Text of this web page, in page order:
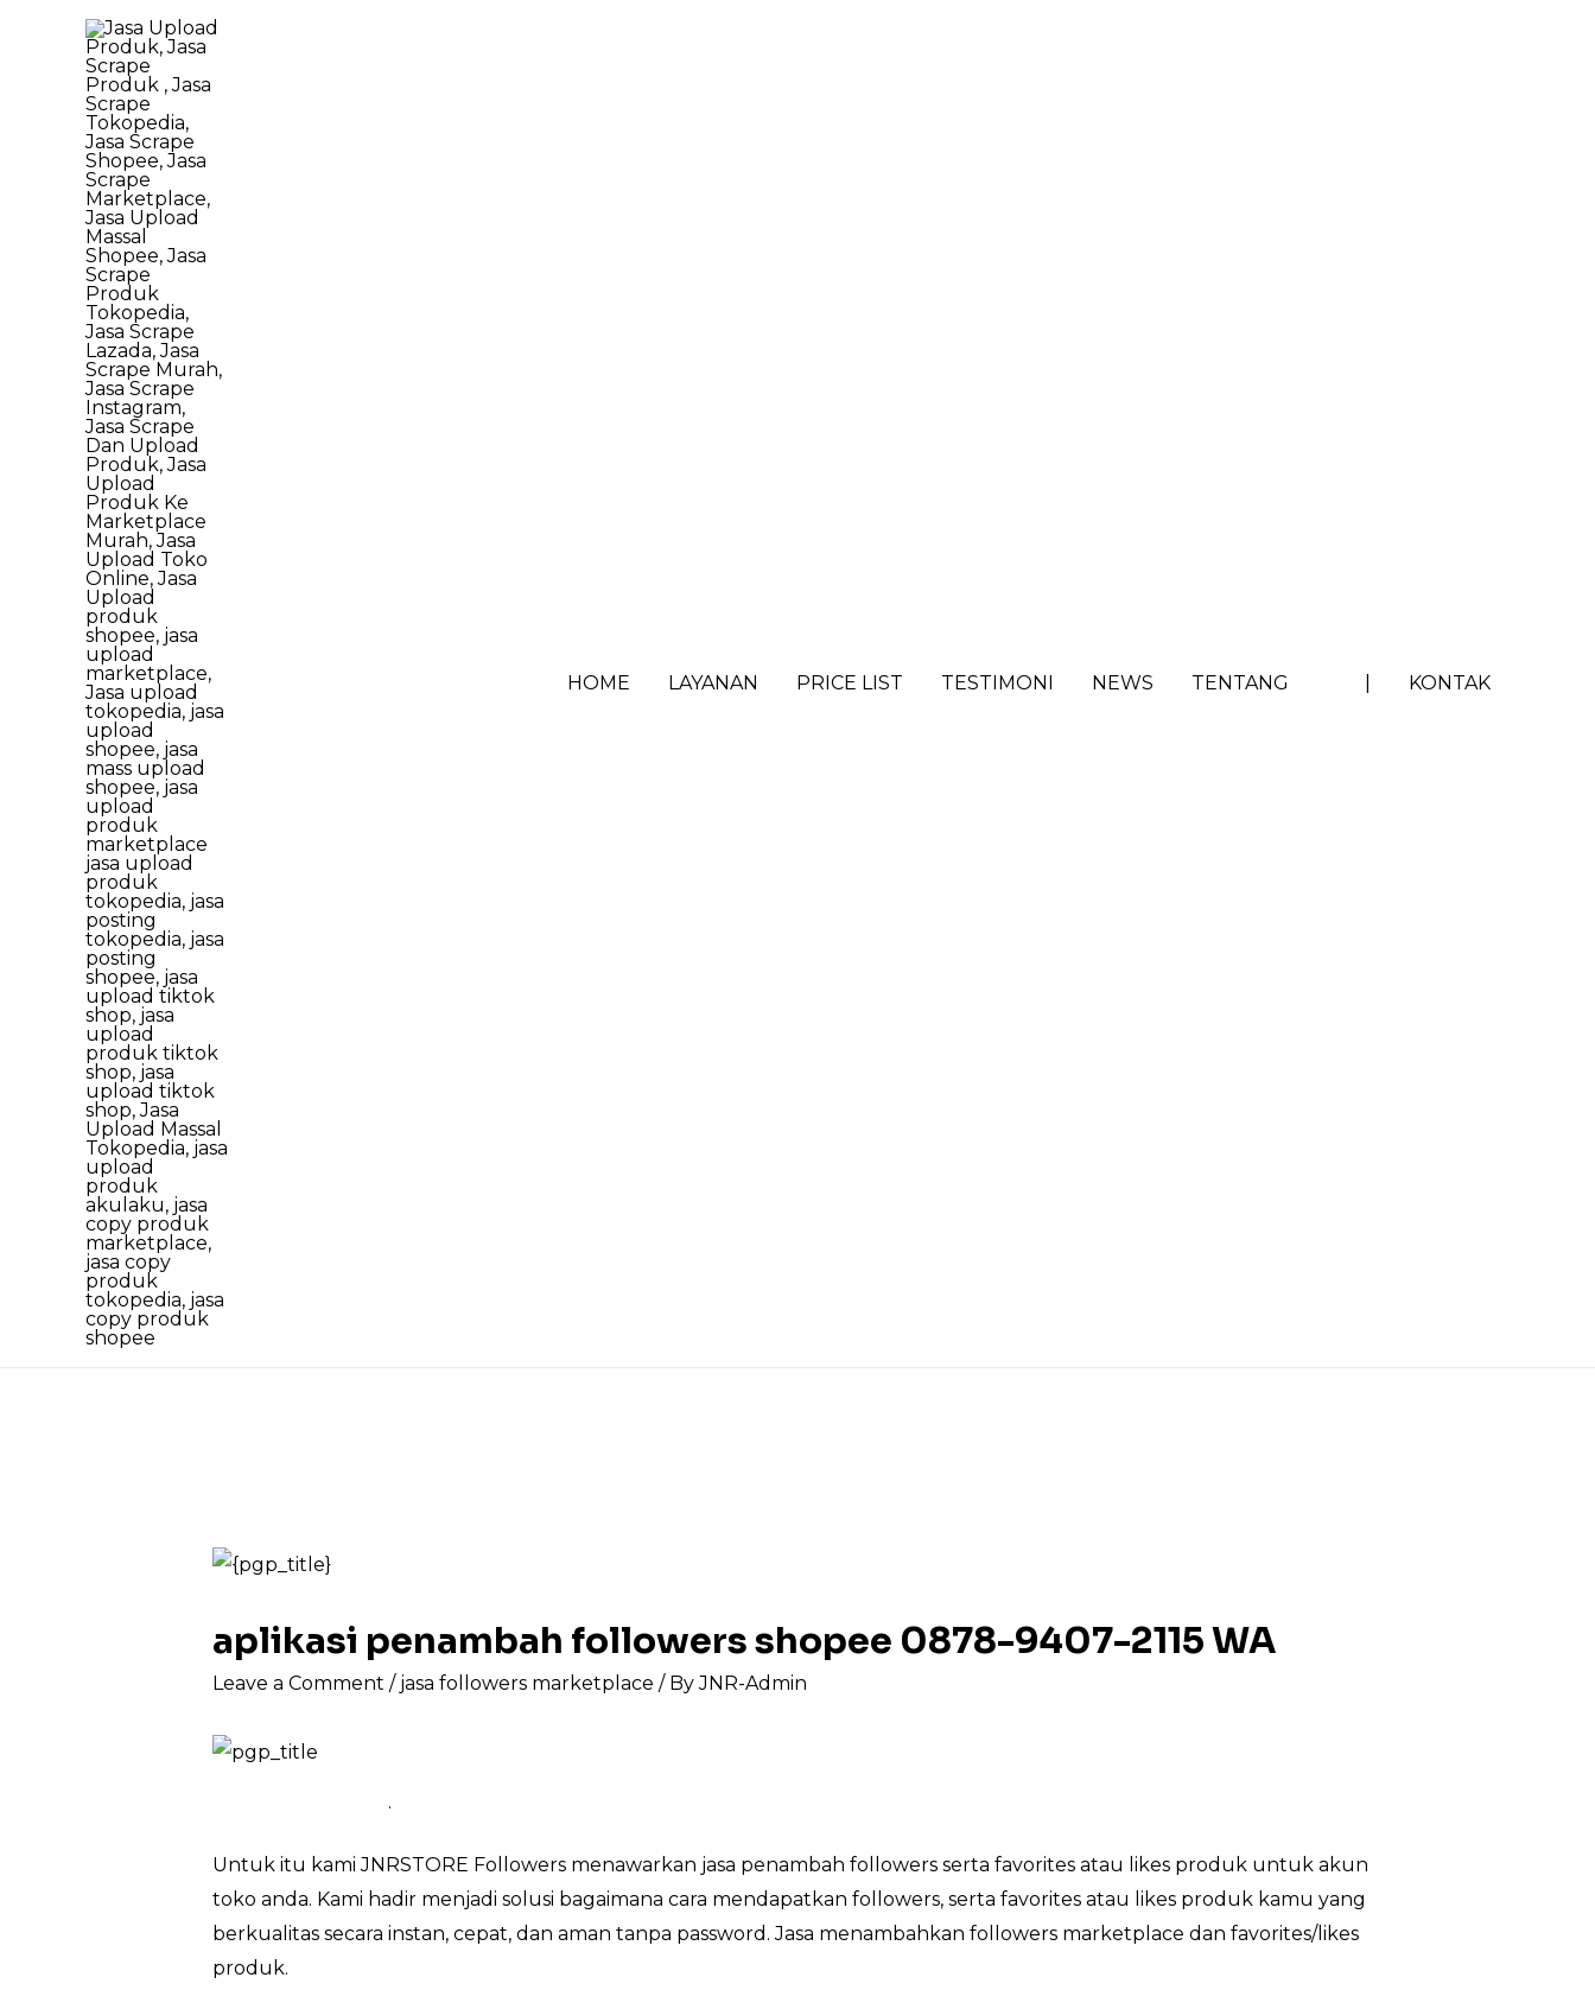
HOME LAYANAN PRICE LIST TESTIMONI NEWS TENTANG KONTAK
aplikasi penambah followers shopee 0878-9407-2115 WA
Leave a Comment / jasa followers marketplace / ByJNR-Admin
.
Untuk itu kami JNRSTORE Followers menawarkan jasa penambah followers serta favorites atau likes produk untuk akun
toko anda. Kami hadir menjadi solusi bagaimana cara mendapatkan followers, serta favorites atau likes produk kamu yang
berkualitas secara instan, cepat, dan aman tanpa password. Jasa menambahkan followers marketplace dan favorites/likes
produk.